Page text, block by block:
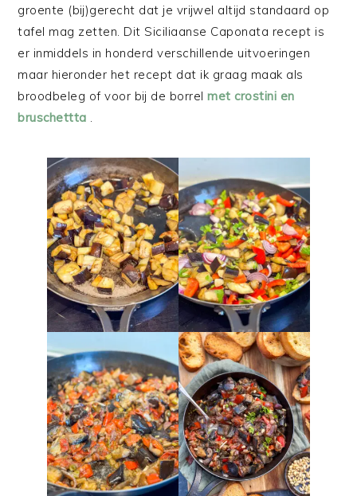
groente (bij)gerecht dat je vrijwel altijd standaard op
tafel mag zetten. Dit Siciliaanse Caponata recept is
er inmiddels in honderd verschillende uitvoeringen
maar hieronder het recept dat ik graag maak als
broodbeleg of voor bij de borrelmet crostini en
bruschettta .